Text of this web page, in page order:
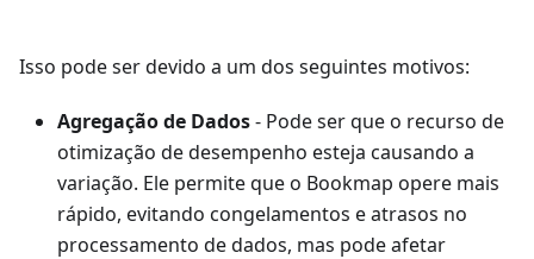
Isso pode ser devido a um dos seguintes motivos:
Agregação de Dados- Pode ser que o recurso de
otimização de desempenho esteja causando a
variação. Ele permite que o Bookmap opere mais
rápido, evitando congelamentos e atrasos no
processamento de dados, mas pode afetar